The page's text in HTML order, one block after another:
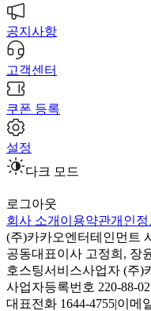
공지사항
고객센터
쿠폰 등록
설정
다크 모드
로그아웃
회사 소개 이용약관개인정
(주)카카오엔터테인먼트
공동대표이사 고정희, 장
호스팅서비스사업자 (주)
사업자등록번호 220-88-
대표전화 1644-4755|이메